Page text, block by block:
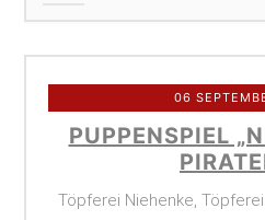
06
PUPPENSPIEL
Töpferei Niehenke,